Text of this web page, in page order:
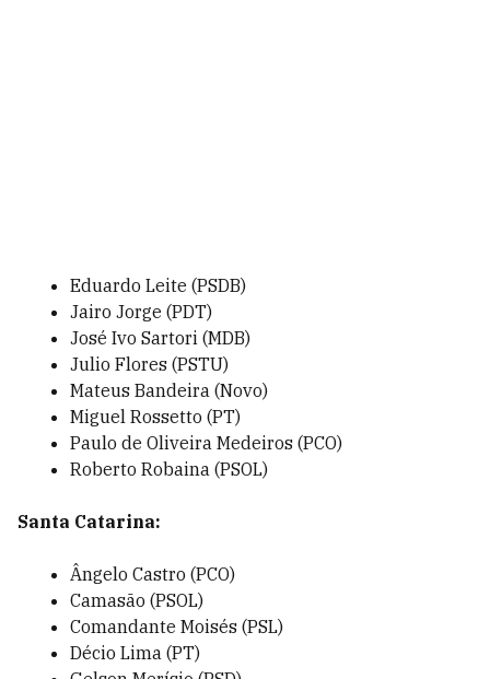
Eduardo Leite (PSDB)
Jairo Jorge (PDT)
José Ivo Sartori (MDB)
Julio Flores (PSTU)
Mateus Bandeira (Novo)
Miguel Rossetto (PT)
Paulo de Oliveira Medeiros (PCO)
Roberto Robaina (PSOL)
Santa Catarina:
Ângelo Castro (PCO)
Camasão (PSOL)
Comandante Moisés (PSL)
Décio Lima (PT)